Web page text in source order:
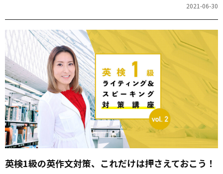
2021-06-30
英検1級の英作文対策、これだけは押さえておこう！